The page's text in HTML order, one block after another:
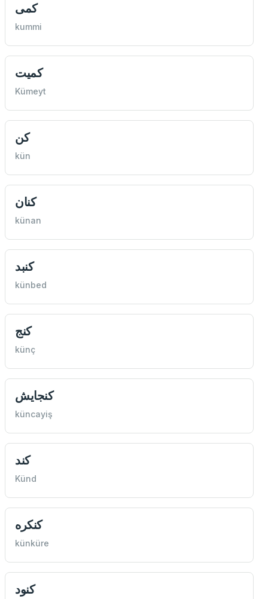
كمی
kummi
كميت
Kümeyt
كن
kün
كنان
künan
كنبد
künbed
كنج
künç
كنجايش
küncayiş
كند
Künd
كنكره
künküre
كنود